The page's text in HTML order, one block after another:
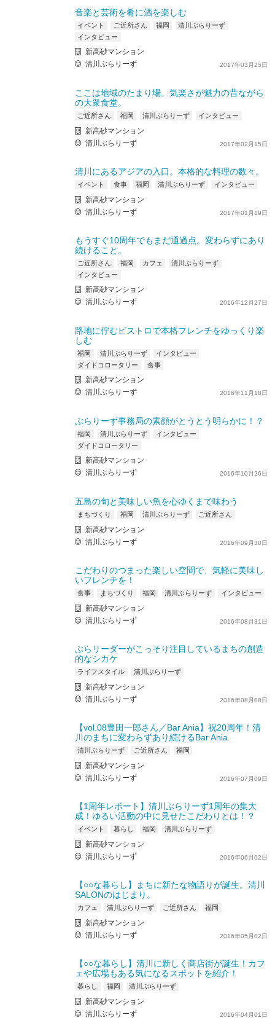
音楽と芸術を肴に酒を楽しむ
イベント ご近所さん 福岡
清川ぶらりーず
インタビュー
新高砂マンション
清川ぶらりーず
2017年03月25日
ここは地域のたまり場。気楽さが魅力の昔ながら
の大衆食堂。
ご近所さん 福岡 清川ぶらりーず インタビュー
新高砂マンション
清川ぶらりーず
2017年02月15日
清川にあるアジアの入口。本格的な料理の数々。
イベント 食事 福岡 清川ぶらりーず インタビュー
新高砂マンション
清川ぶらりーず
2017年01月19日
もうすぐ10周年でもまだ通過点。変わらずにあり
続けること。
ご近所さん 福岡 カフェ
清川ぶらりーず
インタビュー
新高砂マンション
清川ぶらりーず
2016年12月27日
路地に佇むビストロで本格フレンチをゆっくり楽
しむ
福岡 清川ぶらりーず
インタビュー
ダイドコロータリー
食事
新高砂マンション
清川ぶらりーず
2016年11月18日
ぶらりーず事務局の素顔がとうとう明らかに！？
福岡 清川ぶらりーず
インタビュー
ダイドコロータリー
新高砂マンション
清川ぶらりーず
2016年10月26日
五島の旬と美味しい魚を心ゆくまで味わう
まちづくり 福岡 清川ぶらりーず ご近所さん
新高砂マンション
清川ぶらりーず
2016年09月30日
こだわりのつまった楽しい空間で、気軽に美味し
いフレンチを！
食事 まちづくり 福岡 清川ぶらりーず インタビュー
新高砂マンション
清川ぶらりーず
2016年08月31日
ぶらリーダーがこっそり注目しているまちの創造
的なシカケ
ライフスタイル 清川ぶらりーず
新高砂マンション
清川ぶらりーず
2016年08月08日
【vol.08豊田一郎さん／Bar Ania】祝20周年！清
川のまちに変わらずあり続けるBar Ania
清川ぶらりーず ご近所さん 福岡
新高砂マンション
清川ぶらりーず
2016年07月09日
【1周年レポート】清川ぶらりーず1周年の集大
成！ゆるい活動の中に見せたこだわりとは！？
イベント 暮らし 福岡 清川ぶらりーず
新高砂マンション
清川ぶらりーず
2016年06月02日
【○○な暮らし】まちに新たな物語りが誕生。清川
SALONのはじまり。
カフェ 清川ぶらりーず ご近所さん 福岡
新高砂マンション
清川ぶらりーず
2016年05月02日
【○○な暮らし】清川に新しく商店街が誕生！カフ
ェや広場もある気になるスポットを紹介！
暮らし 福岡 清川ぶらりーず
新高砂マンション
清川ぶらりーず
2016年04月01日